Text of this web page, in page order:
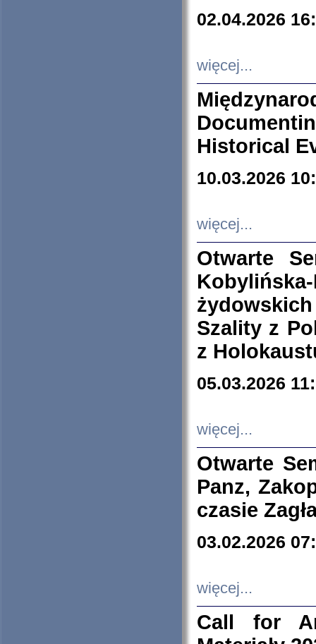
02.04.2026
więcej...
Historical
10.03.2026
więcej...
Otwarte
Szality z
z
05.03.2026
więcej...
Otwarte
Panz,
czasie
03.02.2026
więcej...
Call for